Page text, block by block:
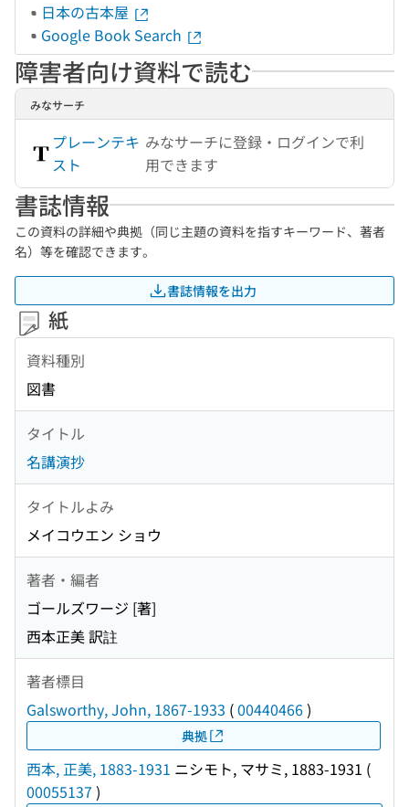
日本の古本屋
Google Book Search
障害者向け資料で読む
みなサーチ
プレーンテキ
スト
みなサーチに登録・ログインで利
用できます
書誌情報
この資料の詳細や典拠（同じ主題の資料を指すキーワード、著者
名）等を確認できます。
書誌情報を出力
紙
資料種別
図書
タイトル
名講演抄
タイトルよみ
メイコウエン ショウ
著者・編者
ゴールズワージ [著]
西本正美 訳註
著者標目
Galsworthy, John, 1867-1933 (00440466)
典拠
西本, 正美, 1883-1931 ニシモト, マサミ, 1883-1931 (
00055137 )